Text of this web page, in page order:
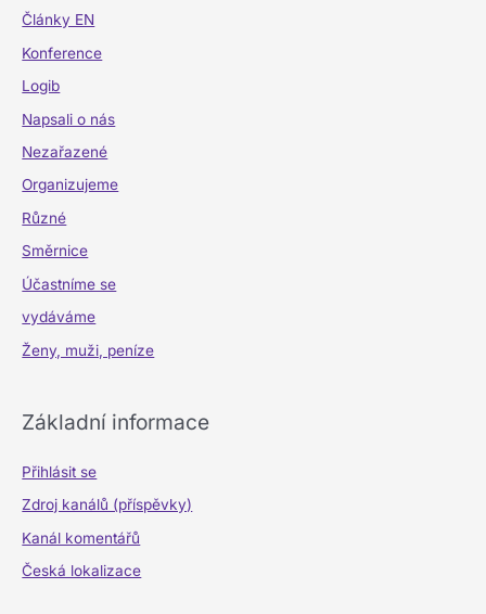
Články EN
Konference
Logib
Napsali o nás
Nezařazené
Organizujeme
Různé
Směrnice
Účastníme se
vydáváme
Ženy, muži, peníze
Základní informace
Přihlásit se
Zdroj kanálů (příspěvky)
Kanál komentářů
Česká lokalizace